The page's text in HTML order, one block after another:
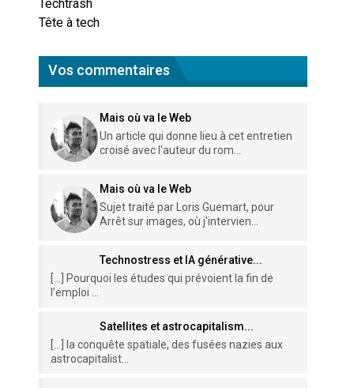
Techtrash
Tête à tech
Vos commentaires
Mais où va le Web
Un article qui donne lieu à cet entretien
croisé avec l'auteur du rom...
Mais où va le Web
Sujet traité par Loris Guemart, pour
Arrêt sur images, où j'intervien...
Technostress et IA générative...
[…] Pourquoi les études qui prévoient la fin de
l’emploi ...
Satellites et astrocapitalism...
[…] la conquête spatiale, des fusées nazies aux
astrocapitalist...